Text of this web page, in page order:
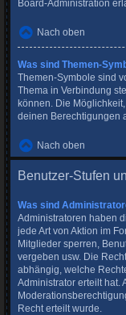
Board-Administration
Nach oben
Was sind Themen-
Themen-Symbole sind
Thema in Verbindung
können. Die
deinen Berechtigungen
Nach oben
Benutzer-Stufen
Was sind
Administratoren haben
jede Art von Aktion im
Mitglieder sperren,
vergeben usw. Die
abhängig, welche
Administrator erteilt hat.
Recht erteilt wurde.